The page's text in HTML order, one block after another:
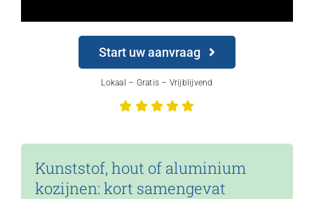
Start uw aanvraag
Lokaal – Gratis – Vrijblijvend
Kunststof, hout of aluminium
kozijnen: kort samengevat